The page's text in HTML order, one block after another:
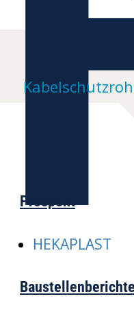
Prospekt
HEKAPLAST
Baustellenberichte